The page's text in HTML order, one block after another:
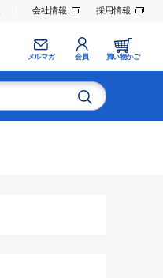
会社情報 採用情報
メルマガ 会員 買い物かご